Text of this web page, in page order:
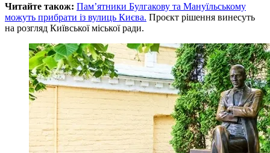
Читайте також: Пам’ятники Булгакову та Мануїльському
можуть прибрати із вулиць Києва. Проєкт рішення винесуть
на розгляд Київської міської ради.